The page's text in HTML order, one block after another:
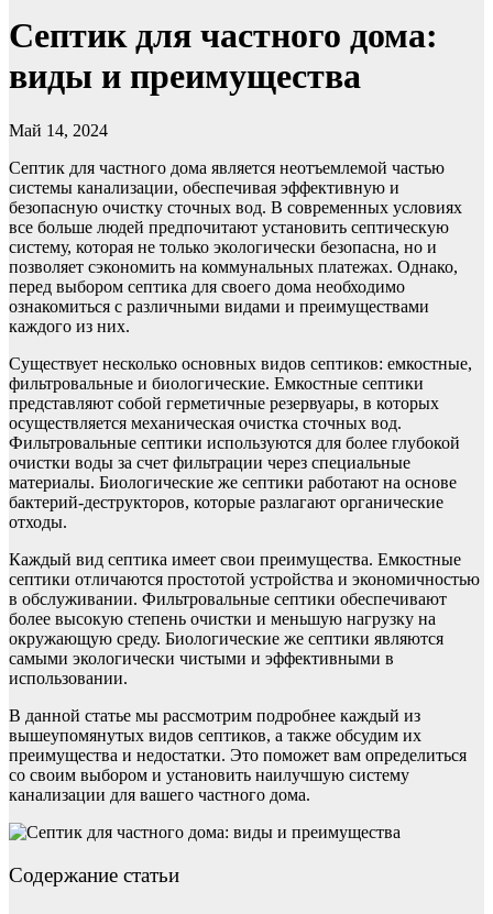
Септик для частного дома:
виды и преимущества
Май 14, 2024
Септик для частного дома является неотъемлемой частью
системы канализации, обеспечивая эффективную и
безопасную очистку сточных вод. В современных условиях
все больше людей предпочитают установить септическую
систему, которая не только экологически безопасна, но и
позволяет сэкономить на коммунальных платежах. Однако,
перед выбором септика для своего дома необходимо
ознакомиться с различными видами и преимуществами
каждого из них.
Существует несколько основных видов септиков: емкостные,
фильтровальные и биологические. Емкостные септики
представляют собой герметичные резервуары, в которых
осуществляется механическая очистка сточных вод.
Фильтровальные септики используются для более глубокой
очистки воды за счет фильтрации через специальные
материалы. Биологические же септики работают на основе
бактерий-деструкторов, которые разлагают органические
отходы.
Каждый вид септика имеет свои преимущества. Емкостные
септики отличаются простотой устройства и экономичностью
в обслуживании. Фильтровальные септики обеспечивают
более высокую степень очистки и меньшую нагрузку на
окружающую среду. Биологические же септики являются
самыми экологически чистыми и эффективными в
использовании.
В данной статье мы рассмотрим подробнее каждый из
вышеупомянутых видов септиков, а также обсудим их
преимущества и недостатки. Это поможет вам определиться
со своим выбором и установить наилучшую систему
канализации для вашего частного дома.
Содержание статьи